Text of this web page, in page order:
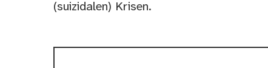
(suizidalen) Krisen.